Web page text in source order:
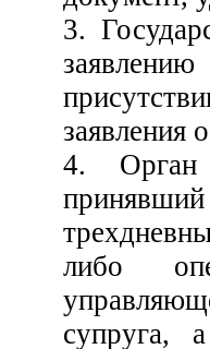
3.
заявления
4. Орган
принявший
либо
супруга,